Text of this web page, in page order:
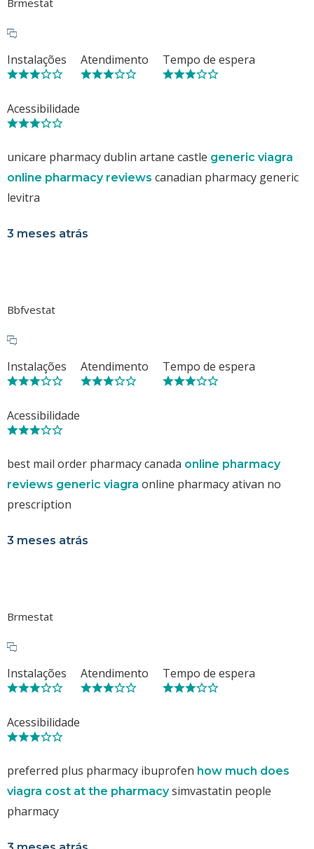
Instalações Atendimento Tempo de espera
Acessibilidade
unicare pharmacy dublin artane castle generic viagra
online pharmacy reviews canadian pharmacy generic
levitra
3 meses atrás
Bbfvestat
Instalações Atendimento Tempo de espera
Acessibilidade
best mail order pharmacy canada online pharmacy
reviews generic viagra online pharmacy ativan no
prescription
3 meses atrás
Brmestat
Instalações Atendimento Tempo de espera
Acessibilidade
preferred plus pharmacy ibuprofen how much does
viagra cost at the pharmacysimvastatin people
pharmacy